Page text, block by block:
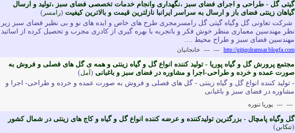
گیتی گل - طراحی و اجرای فضای سبز ،نگهداری وانجام خدمات تخصصی فضای سبز ،تولید و ارسال
گیاهان زینتی فضای باز و ارسال به سراسر ایرانبا نازلترین قیمت و بالاترین کیفیت (رامسر )
شرکت تعاونی گل وگیاه گیتی گل رامسرمجری طرح های خاص و ایده های نو و بی نظیر فضای سبز زیر
نظر مهندسین معماری منظر خوش فکر و باتجربه با بهره گیری از کادری مجرب و تحصیل کرده از اساتید
مهندسین فضای سبز و طراح محیط ....
http://gitigolramsar.blogfa.com
---
--- خانجانیان
مجتمع پرورش گل و گیاه پوریا - تولید کننده انواع گل و گیاه زینتی و همه ی گل های فصلی و فروش به
صورت عمده و خرده و طراحی-اجرا و مشاوره در فضای سبز و باغبانی (آمل)
- تولید کننده انواع گل و گیاه زینتی - گل های فصلی و فروش به صورت عمده و خرده و طراحی- اجرا و
مشاوره در فضای سبز و باغبانی
---
--- پوریا تنوره
گل وگیاه پامچال - بزرگترین تولیدکننده و عرضه کننده انواع گل و گیاه و کاج های زینتی در شمال کشور
(تنكابن)